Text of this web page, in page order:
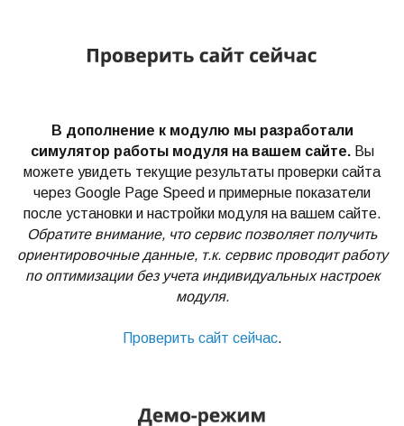
В дополнение к модулю мы разработали
симулятор работы модуля на вашем сайте.Вы
можете увидеть текущие результаты проверки сайта
через Google Page Speed и примерные показатели
после установки и настройки модуля на вашем сайте.
Обратите внимание, что сервис позволяет получить
ориентировочные данные, т.к. сервис проводит работу
по оптимизации без учета индивидуальных настроек
модуля.
Проверить сайт сейчас.